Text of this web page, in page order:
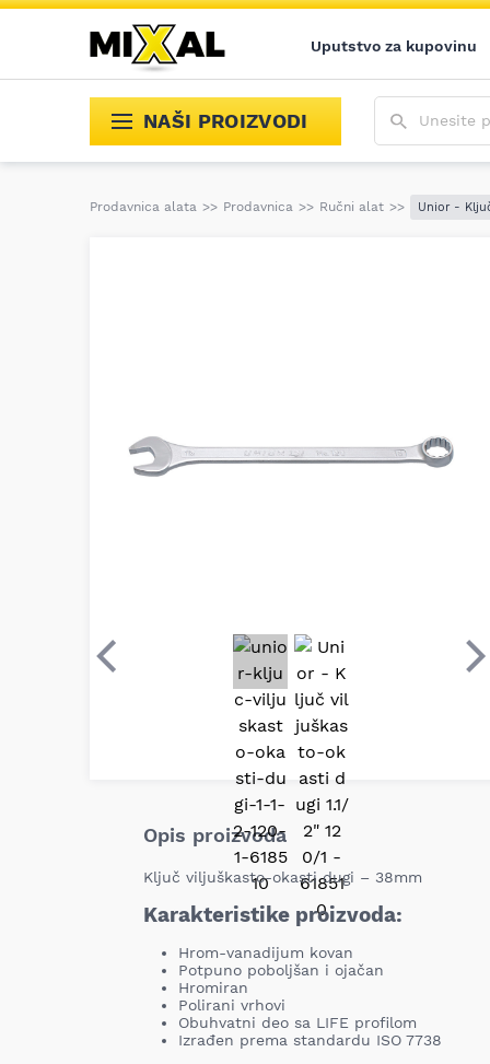
Uputstvo za kupovinu
NAŠI PROIZVODI
Prodavnica alata >> Prodavnica >> Ručni alat >> Unior -
Prethodni
Opis proizvoda
Ključ viljuškasto-okasti dugi – 38mm
Karakteristike proizvoda:
Hrom-vanadijum kovan
Potpuno poboljšan i ojačan
Hromiran
Polirani vrhovi
Obuhvatni deo sa LIFE profilom
Izrađen prema standardu ISO 7738